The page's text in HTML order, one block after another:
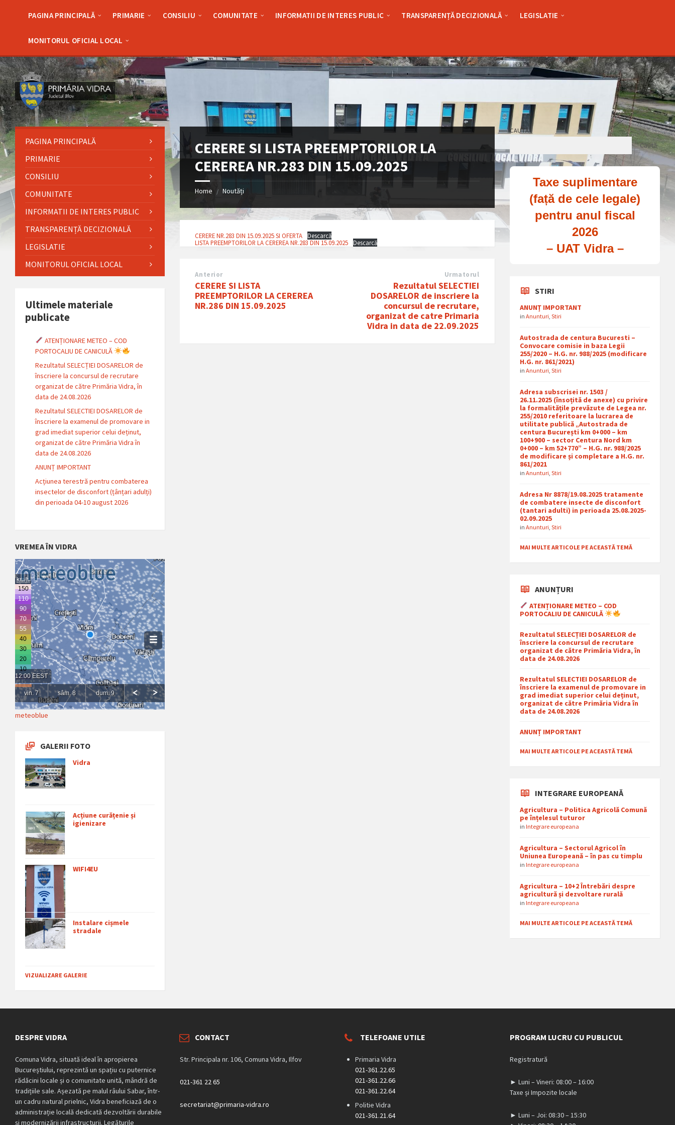
PAGINA PRINCIPALĂ PRIMARIE CONSILIU COMUNITATE INFORMATII DE INTERES PUBLIC TRANSPARENȚĂ DECIZIONALĂ LEGISLATIE
MONITORUL OFICIAL LOCAL
CERERE SI LISTA PREEMPTORILOR LA
CEREREA NR.283 DIN 15.09.2025
Home / Noutăți
CERERE NR.283 DIN 15.09.2025 SI OFERTA
Descarcă
LISTA PREEMPTORILOR LA CEREREA NR.283 DIN 15.09.2025
Descarcă
Anterior
CERERE SI LISTA
PREEMPTORILOR LA CEREREA
NR.286 DIN 15.09.2025
Urmatorul
Rezultatul SELECTIEI
DOSARELOR de inscriere la
concursul de recrutare,
organizat de catre Primaria
Vidra in data de 22.09.2025
PAGINA PRINCIPALĂ
PRIMARIE
CONSILIU
COMUNITATE
INFORMATII DE INTERES PUBLIC
TRANSPARENȚĂ DECIZIONALĂ
LEGISLATIE
MONITORUL OFICIAL LOCAL
Ultimele materiale
publicate
ATENȚIONARE METEO – COD
PORTOCALIU DE CANICULĂ
Rezultatul SELECȚIEI DOSARELOR de
înscriere la concursul de recrutare
organizat de către Primăria Vidra, în
data de 24.08.2026
Rezultatul SELECTIEI DOSARELOR de
înscriere la examenul de promovare in
grad imediat superior celui deținut,
organizat de către Primăria Vidra în
data de 24.08.2026
ANUNȚ IMPORTANT
Acțiunea terestră pentru combaterea
insectelor de disconfort (țânțari adulți)
din perioada 04-10 august 2026
VREMEA ÎN VIDRA
meteoblue
GALERII FOTO
Vidra
Acțiune curățenie și
igienizare
WIFI4EU
Instalare cișmele
stradale
VIZUALIZARE GALERIE
CAUTĂ
Caută
Taxe suplimentare
(față de cele legale)
pentru anul fiscal
2026
– UAT Vidra –
STIRI
ANUNȚ IMPORTANT
inAnunturi ,Stiri
Autostrada de centura Bucuresti –
Convocare comisie in baza Legii
255/2020 – H.G. nr. 988/2025 (modificare
H.G. nr. 861/2021)
inAnunturi ,Stiri
Adresa subscrisei nr. 1503 /
26.11.2025 (însoțită de anexe) cu privire
la formalitățile prevăzute de Legea nr.
255/2010 referitoare la lucrarea de
utilitate publică „Autostrada de
centura București km 0+000 – km
100+900 – sector Centura Nord km
0+000 – km 52+770” – H.G. nr. 988/2025
de modificare și completare a H.G. nr.
861/2021
inAnunturi ,Stiri
Adresa Nr 8878/19.08.2025 tratamente
de combatere insecte de disconfort
(tantari adulti) in perioada 25.08.2025-
02.09.2025
inAnunturi ,Stiri
MAI MULTE ARTICOLE PE ACEASTĂ TEMĂ
ANUNȚURI
ATENȚIONARE METEO – COD
PORTOCALIU DE CANICULĂ
Rezultatul SELECȚIEI DOSARELOR de
înscriere la concursul de recrutare
organizat de către Primăria Vidra, în
data de 24.08.2026
Rezultatul SELECTIEI DOSARELOR de
înscriere la examenul de promovare in
grad imediat superior celui deținut,
organizat de către Primăria Vidra în
data de 24.08.2026
ANUNȚ IMPORTANT
MAI MULTE ARTICOLE PE ACEASTĂ TEMĂ
INTEGRARE EUROPEANĂ
Agricultura – Politica Agricolă Comună
pe înțelesul tuturor
inIntegrare europeana
Agricultura – Sectorul Agricol în
Uniunea Europeană – în pas cu timplu
inIntegrare europeana
Agricultura – 10+2 Întrebări despre
agricultură și dezvoltare rurală
inIntegrare europeana
MAI MULTE ARTICOLE PE ACEASTĂ TEMĂ
DESPRE VIDRA
Comuna Vidra, situată ideal în apropierea
Bucureștiului, reprezintă un spațiu cu puternice
rădăcini locale și o comunitate unită, mândră de
tradițiile sale. Așezată pe malul râului Sabar, într-
un cadru natural prielnic, Vidra beneficiază de o
administrație locală dedicată dezvoltării durabile
și modernizării infrastructurii. Legăturile
CONTACT
Str. Principala nr. 106, Comuna Vidra, Ilfov
021-361 22 65
secretariat@primaria-vidra.ro
TELEFOANE UTILE
Primaria Vidra
021-361.22.65
021-361.22.66
021-361.22.64
Politie Vidra
021-361.21.64
PROGRAM LUCRU CU PUBLICUL
Registratură
► Luni – Vineri: 08:00 – 16:00
Taxe și Impozite locale
► Luni – Joi: 08:30 – 15:30